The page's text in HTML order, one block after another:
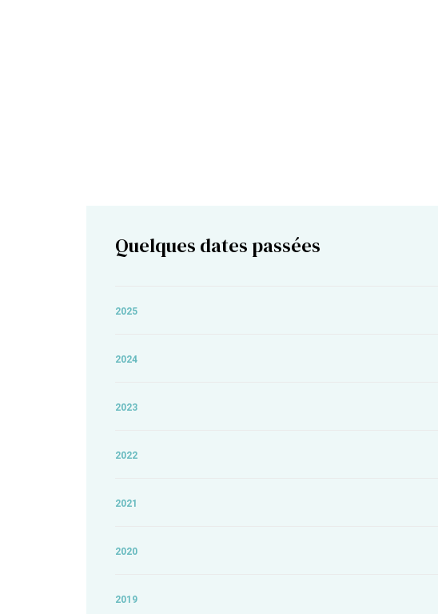
Quelques dates passées
2025
2024
2023
2022
2021
2020
2019